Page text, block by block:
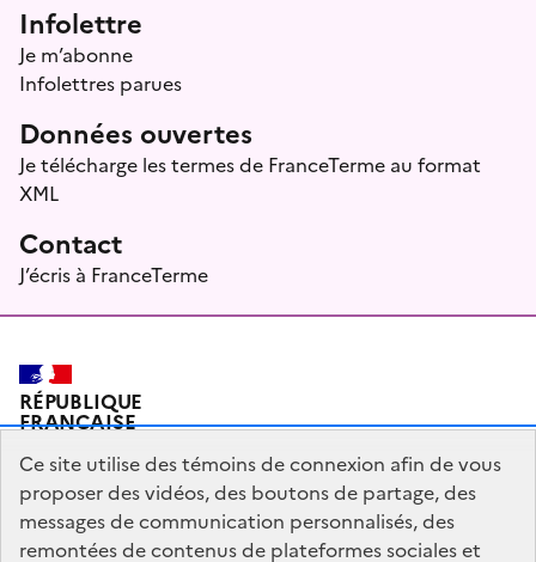
Infolettre
Je m’abonne
Infolettres parues
Données ouvertes
Je télécharge les termes de FranceTerme au format
XML
Contact
J’écris à FranceTerme
RÉPUBLIQUE
FRANÇAISE
Plan du site Mentions légales Qui sommes-nous ?
Ce site utilise des témoins de connexion afin de vous
proposer des vidéos, des boutons de partage, des
messages de communication personnalisés, des
remontées de contenus de plateformes sociales et